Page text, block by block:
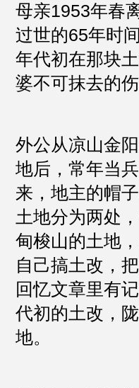
母亲1953年春
过世的65年时
年代初在那块
婆不可抹去的伤
外公从凉山金
地后，常年当
来，地主的帽
土地分为两处
甸梭山的土地
自己搞土改，
回忆文章里有
代初的土改，
地。